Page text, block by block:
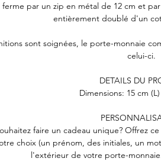
ferme par un zip en métal de 12 cm et
entièrement doublé d'un
sont soignées, le porte-monnaie
celui-ci.
DETAILS DU
Dimensions: 15 cm
faire un cadeau unique? Offrez
choix (un prénom, des initiales, un
l'extérieur de votre porte-